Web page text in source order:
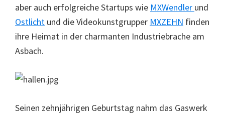
aber auch erfolgreiche Startups wie MXWendler und
Ostlicht und die Videokunstgrupper MXZEHN finden
ihre Heimat in der charmanten Industriebrache am
Asbach.
Seinen zehnjährigen Geburtstag nahm das Gaswerk